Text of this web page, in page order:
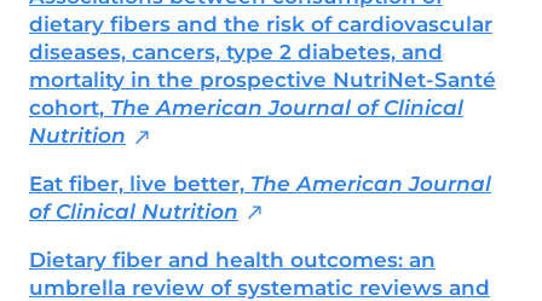
anche con diverse testate nazionali ed è
membro dell'Unione Giornalisti Italiani
Scientifici (Ugis).
dietary fibers and the risk of cardiovascular
diseases, cancers, type 2 diabetes, and
mortality in the prospective NutriNet-Santé
cohort, The American Journal of Clinical
Nutrition
Eat fiber, live better, The American Journal
of Clinical Nutrition
Dietary fiber and health outcomes: an
umbrella review of systematic reviews and